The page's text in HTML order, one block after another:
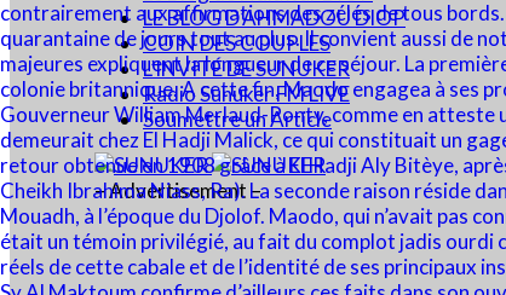
LE BLOG D’AHMADOU DIOP
COIN DES COUPLES
L’INVITÉ DE SUNUKER
Radio Sunuker FM LIVE
Soumettre un Article
– Advertisement –